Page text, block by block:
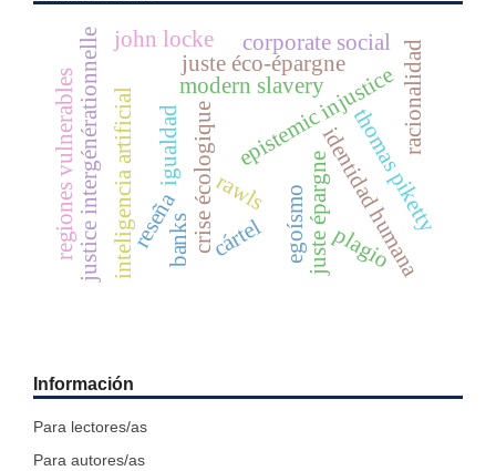
reseña
epistemic injustice
modern slavery
inteligencia artificial racionalidad
identidad humana
crise écologique
justice intergénérationnelle juste épargne
juste éco-épargne
rawls
regiones vulnerables igualdad thomas piketty
john locke corporate social
egoísmo
cártel plagio
banks
Información
Para lectores/as
Para autores/as